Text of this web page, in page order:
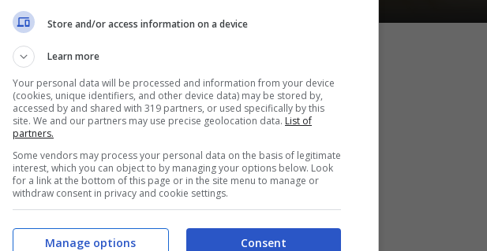
col single di turno. Una vera
scintilla può nascere anche all’interno del
e Flavio?
Store and/or access information on a device
Learn more
Your personal data will be processed and information from your device
(cookies, unique identifiers, and other device data) may be stored by,
accessed by and shared with 319 partners, or used specifically by this
site. We and our partners may use precise geolocation data. List of
partners.
Some vendors may process your personal data on the basis of legitimate
interest, which you can object to by managing your options below. Look
for a link at the bottom of this page or in the site menu to manage or
withdraw consent in privacy and cookie settings.
Consent
Manage options